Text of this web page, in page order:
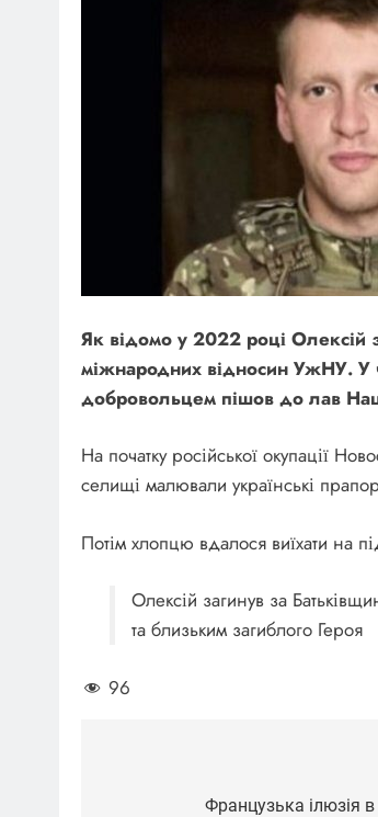
Як відомо у 2022 році Олексій
міжнародних відносин УжНУ. У
добровольцем пішов до лав
На початку російської окупації
селищі малювали українські
Потім хлопцю вдалося виїхати на
Олексій загинув за
та близьким загиблого Героя
96
Французька ілюзія